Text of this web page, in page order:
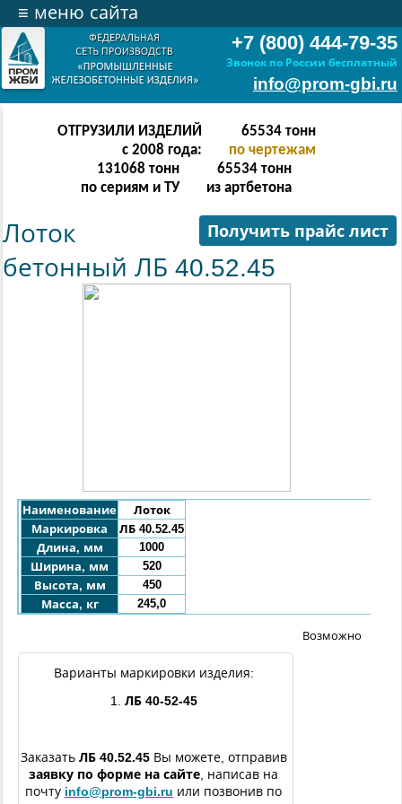
+7 (800) 444-79-35
Звонок по России бесплатный
info@prom-gbi.ru
≡ меню сайта
ОТГРУЗИЛИ ИЗДЕЛИЙ
с 2008 года:
131070тонн
по чертежам
238342 тонн
по сериям и ТУ
131070 тонн
из артбетона
Получить прайс лист
Лоток
бетонный ЛБ 40.52.45
Наименование
Лоток
Маркировка
ЛБ 40.52.45
Длина, мм
1000
Ширина, мм
520
Высота, мм
450
Масса, кг
245,0
Варианты маркировки изделия:
1.
ЛБ 40-52-45
Заказать ЛБ 40.52.45 Вы можете, отправив
заявку по форме на сайте , написав на
почту info@prom-gbi.ru или позвонив по
Возможно